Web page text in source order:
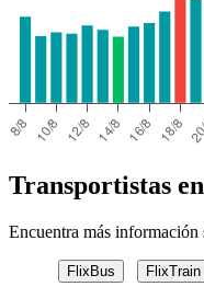
Transportistas
Encuentra más información
FlixBus FlixTrain